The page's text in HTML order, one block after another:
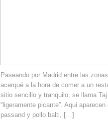
Paseando por Madrid entre las
acerqué a la hora de comer a un
sitio sencillo y tranquilo, se llama
“ligeramente picante”. Aqui
passand y pollo balti, […]